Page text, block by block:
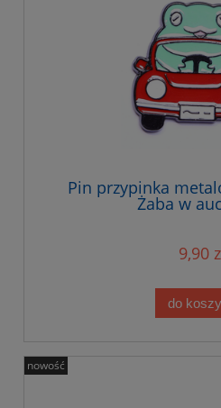
Pin przypinka
Żaba w
9,90
do
nowość